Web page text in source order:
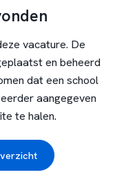
vacature. De
en beheerd
dat een school
aangegeven
te halen.